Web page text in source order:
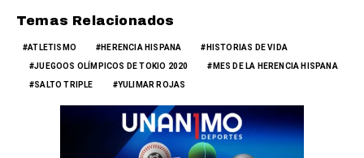
Temas Relacionados
ATLETISMO HERENCIA HISPANA HISTORIAS DE VIDA
JUEGOOS OLÍMPICOS DE TOKIO 2020 MES DE LA HERENCIA HISPANA
SALTO TRIPLE YULIMAR ROJAS